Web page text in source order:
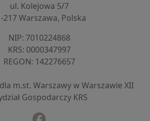
ul. Kolejowa 5/7
217 Warszawa, Polska
NIP: ⁠7010224868
KRS: ⁠0000347997
REGON: ⁠142276657
m.st. Warszawy w Warszawie XII
Gospodarczy KRS